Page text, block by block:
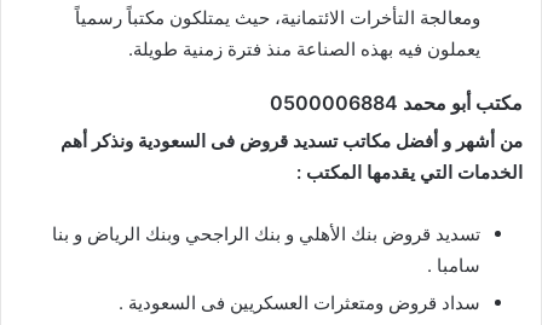
ومعالجة التأخرات الائتمانية، حيث يمتلكون مكتباً رسمياً
يعملون فيه بهذه الصناعة منذ فترة زمنية طويلة.
مكتب أبو محمد 0500006884
من أشهر و أفضل مكاتب تسديد قروض فى السعودية ونذكر أهم
الخدمات التي يقدمها المكتب :
تسديد قروض بنك الأهلي و بنك الراجحي وبنك الرياض و بنا
سامبا .
سداد قروض ومتعثرات العسكريين فى السعودية .